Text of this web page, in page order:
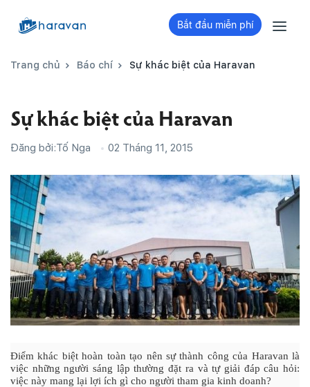
Bắt đầu miễn phí
Trang chủ Báo chí Sự khác biệt của Haravan
Sự khác biệt của Haravan
Đăng bởi:Tố Nga 02 Tháng 11, 2015
Điểm khác biệt hoàn toàn tạo nên sự thành công của Haravan là
việc những người sáng lập thường đặt ra và tự giải đáp câu hỏi:
việc này mang lại lợi ích gì cho người tham gia kinh doanh?